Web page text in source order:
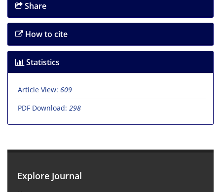
Share
How to cite
Statistics
Article View: 609
PDF Download: 298
Explore Journal